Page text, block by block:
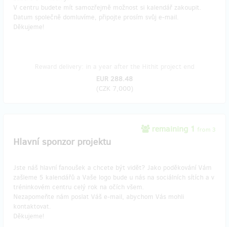
V centru budete mít samozřejmě možnost si kalendář zakoupit.
Datum společně domluvíme, připojte prosím svůj e-mail.
Děkujeme!
EUR 288.48
(CZK 7,000)
remaining 1 from 3
Hlavní sponzor projektu
Jste náš hlavní fanoušek a chcete být vidět? Jako poděkování Vám
zašleme 5 kalendářů a Vaše logo bude u nás na sociálních sítích a v
tréninkovém centru celý rok na očích všem.
Nezapomeňte nám poslat Váš e-mail, abychom Vás mohli
kontaktovat.
Děkujeme!